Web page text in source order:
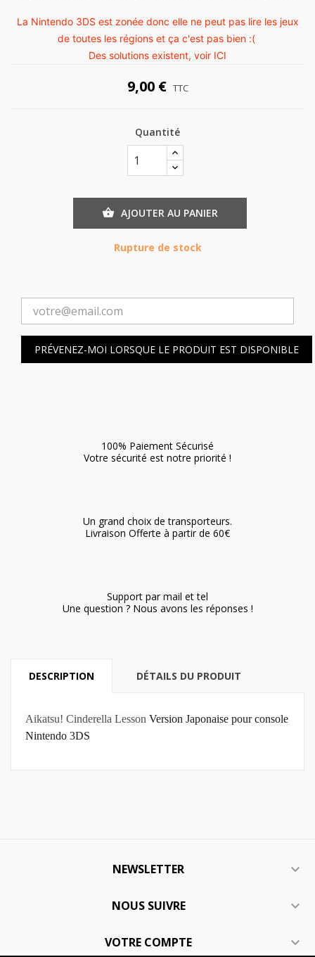
La Nintendo 3DS est zonée donc elle ne peut pas lire les jeux
de toutes les régions et ça c'est pas bien :(
Des solutions existent, voir ICI
9,00 € TTC
Quantité
 AJOUTER AU PANIER
Rupture de stock
PRÉVENEZ-MOI LORSQUE LE PRODUIT EST DISPONIBLE
100% Paiement Sécurisé
Votre sécurité est notre priorité !
Un grand choix de transporteurs.
Livraison Offerte à partir de 60€
Support par mail et tel
Une question ? Nous avons les réponses !
DESCRIPTION DÉTAILS DU PRODUIT
Aikatsu! Cinderella Lesson Version Japonaise pour console
Nintendo 3DS
NEWSLETTER 
NOUS SUIVRE 
VOTRE COMPTE 